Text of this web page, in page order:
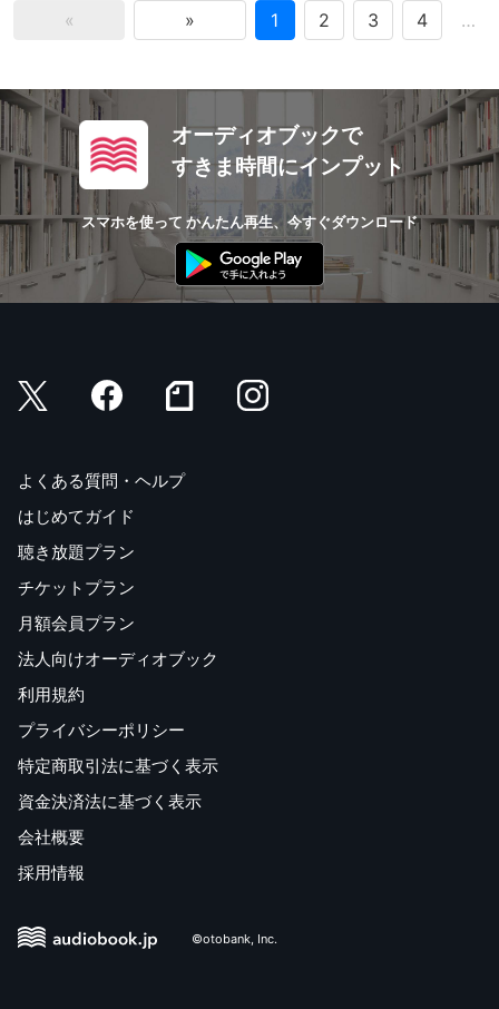
« » 1 2 3 4 …
オーディオブックで
すきま時間にインプット
スマホを使って かんたん再生、今すぐダウンロード
よくある質問・ヘルプ
はじめてガイド
聴き放題プラン
チケットプラン
月額会員プラン
法人向けオーディオブック
利用規約
プライバシーポリシー
特定商取引法に基づく表示
資金決済法に基づく表示
会社概要
採用情報
©otobank, Inc.